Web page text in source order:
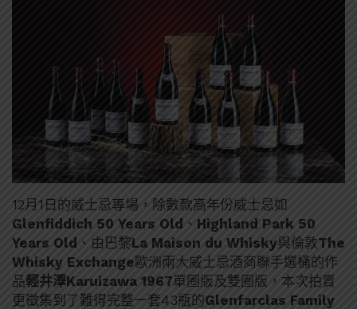
12月1日的威士忌專場，除數款高年份威士忌如
Glenfiddich 50 Years Old 、 Highland Park 50
Years Old 、由巴黎La Maison du Whisky與倫敦The
Whisky Exchange歐洲兩大威士忌酒商聯手選桶的作
品輕井澤Karuizawa 1967單圈版及雙圈版，本次拍賣
更徵集到了難得完整一套43瓶的Glenfarclas Family